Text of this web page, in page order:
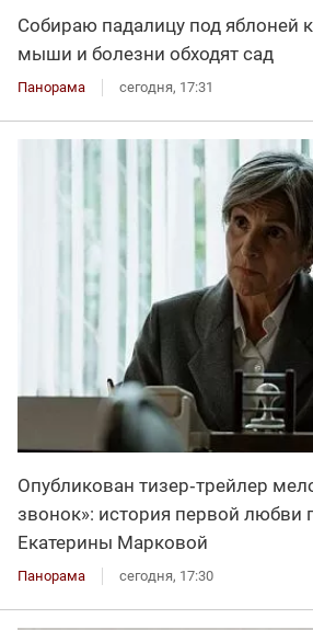
Собираю падалицу под яблоней
мыши и болезни обходят сад
Панорама сегодня, 17:31
Опубликован тизер‑трейлер
звонок»: история первой любви
Екатерины Марковой
Панорама сегодня, 17:30